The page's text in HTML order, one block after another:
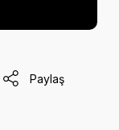
Paylaş